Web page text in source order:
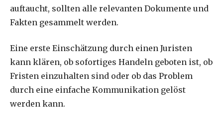
auftaucht, sollten alle relevanten Dokumente und
Fakten gesammelt werden.
Eine erste Einschätzung durch einen Juristen
kann klären, ob sofortiges Handeln geboten ist, ob
Fristen einzuhalten sind oder ob das Problem
durch eine einfache Kommunikation gelöst
werden kann.